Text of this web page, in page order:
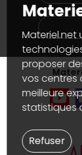
Partenariat &
Marketplace
Informations
Données
Gérer vos
Accessibilité :
Materiel.net
proposer
vos centres
meilleure
statistiques
Refuser